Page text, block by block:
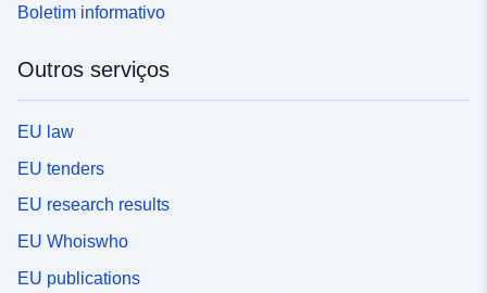
Boletim informativo
Outros serviços
EU law
EU tenders
EU research results
EU Whoiswho
EU publications